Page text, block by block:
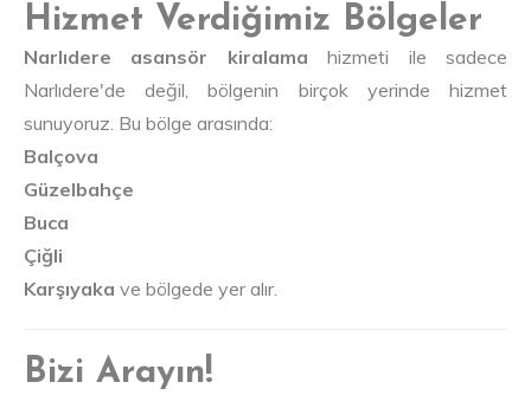
Hizmet Verdiğimiz Bölgeler
Narlıdere asansör kiralama hizmeti ile sadece
Narlıdere'de değil, bölgenin birçok yerinde hizmet
sunuyoruz. Bu bölge arasında:
Balçova
Güzelbahçe
Buca
Çiğli
Karşıyaka ve bölgede yer alır.
Bizi Arayın!